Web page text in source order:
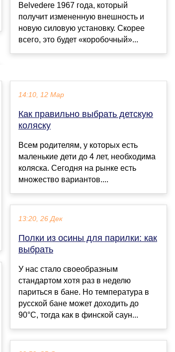
Belvedere 1967 года, который
получит измененную внешность и
новую силовую установку. Скорее
всего, это будет «коробочный»...
14:10, 12 Мар
Как правильно выбрать детскую
коляску
Всем родителям, у которых есть
маленькие дети до 4 лет, необходима
коляска. Сегодня на рынке есть
множество вариантов....
13:20, 26 Дек
Полки из осины для парилки: как
выбрать
У нас стало своеобразным
стандартом хотя раз в неделю
париться в бане. Но температура в
русской бане может доходить до
90°C, тогда как в финской саун...